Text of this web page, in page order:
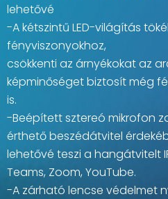
lehetővé
-A kétszintű LED-világítás
fényviszonyokhoz,
csökkenti az árnyékokat az
képminőséget biztosít még
is.
-Beépített sztereó mikrofon
érthető beszédátvitel
lehetővé teszi a hangátvitelt
Teams, Zoom, YouTube.
-A zárható lencse védelmet